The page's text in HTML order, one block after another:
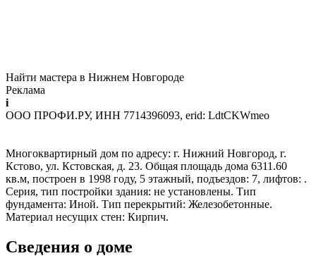
Найти мастера в Нижнем Новгороде
Реклама
i
ООО ПРОФИ.РУ, ИНН 7714396093, erid: LdtCKWmeo
Многоквартирный дом по адресу: г. Нижний Новгород, г.
Кстово, ул. Кстовская, д. 23. Общая площадь дома 6311.60
кв.м, построен в 1998 году, 5 этажный, подъездов: 7, лифтов: .
Серия, тип постройки здания: не установлены. Тип
фундамента: Иной. Тип перекрытий: Железобетонные.
Материал несущих стен: Кирпич.
Сведения о доме